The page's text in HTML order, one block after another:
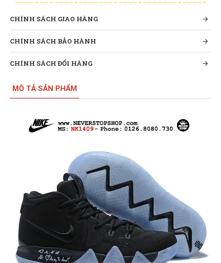
CHÍNH SÁCH GIAO HÀNG
CHÍNH SÁCH BẢO HÀNH
CHÍNH SÁCH ĐỔI HÀNG
MÔ TẢ SẢN PHẨM